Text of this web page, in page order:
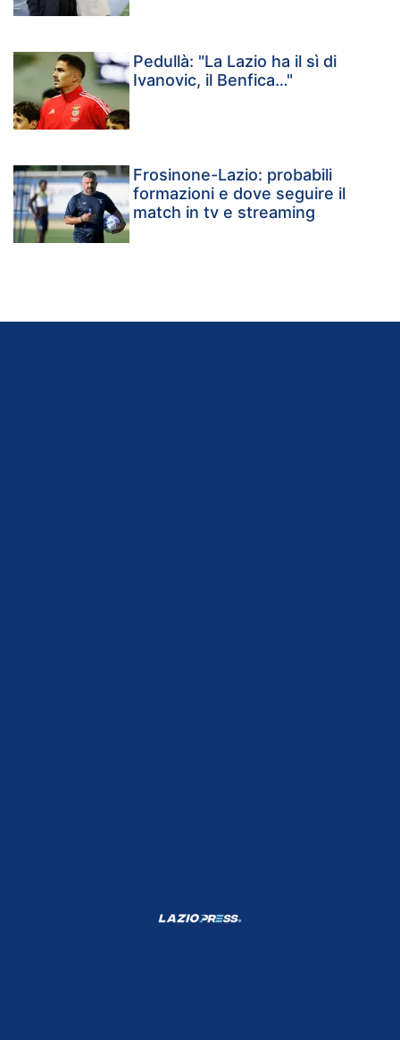
Pedullà: "La Lazio ha il sì di
Ivanovic, il Benfica…"
Frosinone-Lazio: probabili
formazioni e dove seguire il
match in tv e streaming